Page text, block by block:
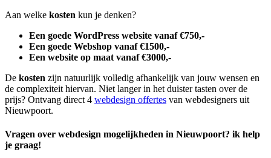
Aan welke kosten kun je denken?
Een goede WordPress website vanaf €750,-
Een goede Webshop vanaf €1500,-
Een website op maat vanaf €3000,-
De kosten zijn natuurlijk volledig afhankelijk van jouw wensen en
de complexiteit hiervan. Niet langer in het duister tasten over de
prijs? Ontvang direct 4 webdesign offertes van webdesigners uit
Nieuwpoort.
Vragen over webdesign mogelijkheden in Nieuwpoort? ik help
je graag!